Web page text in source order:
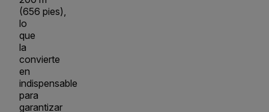
(656 pies),
lo
que
la
convierte
en
indispensable
para
garantizar